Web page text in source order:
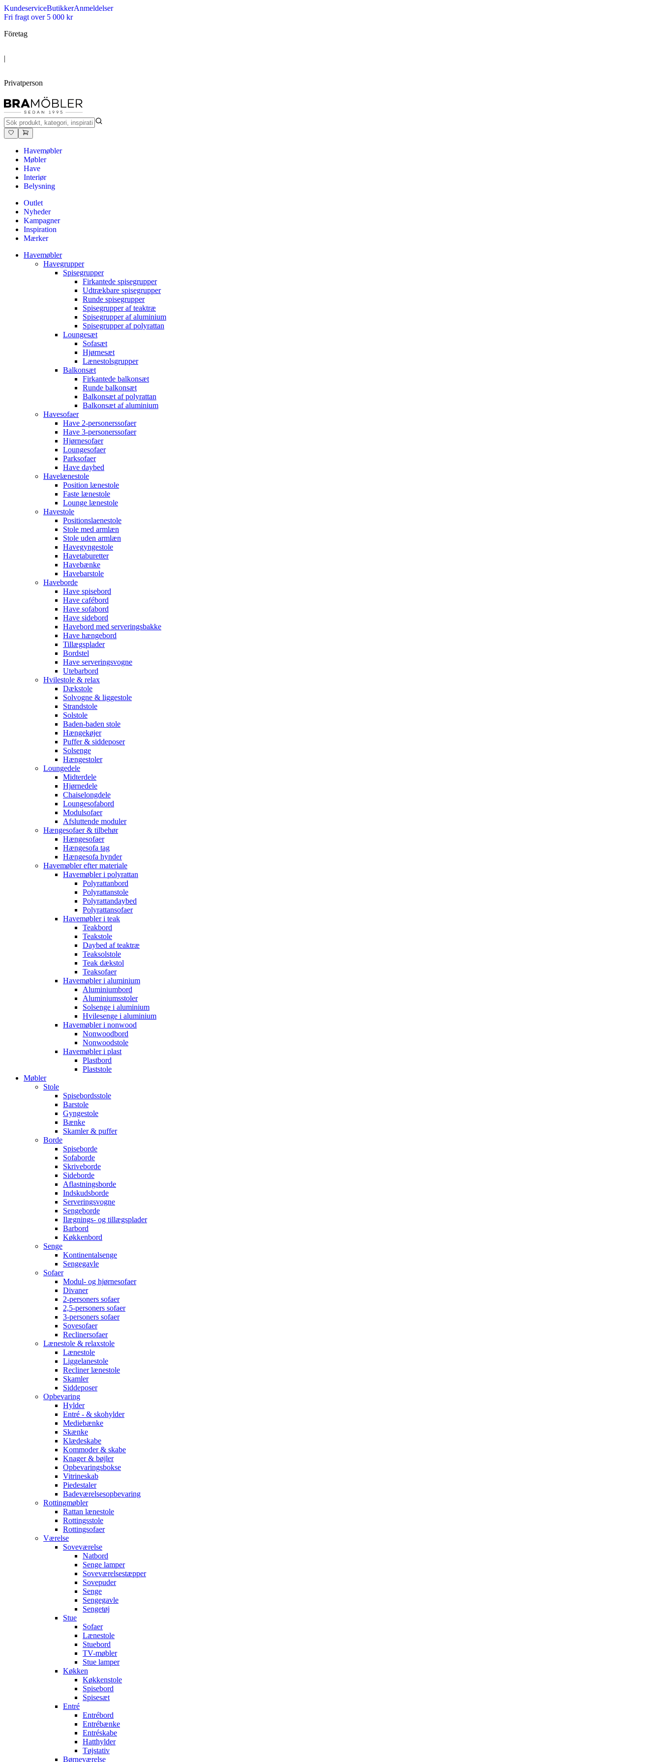
KundeserviceButikkerAnmeldelser
Fri fragt over 5 000 kr
Företag
|
Privatperson
Havemøbler
Møbler
Have
Interiør
Belysning
Outlet
Nyheder
Kampagner
Inspiration
Mærker
Havemøbler
Havegrupper
Spisegrupper
Firkantede spisegrupper
Udtrækbare spisegrupper
Runde spisegrupper
Spisegrupper af teaktræ
Spisegrupper af aluminium
Spisegrupper af polyrattan
Loungesæt
Sofasæt
Hjørnesæt
Lænestolsgrupper
Balkonsæt
Firkantede balkonsæt
Runde balkonsæt
Balkonsæt af polyrattan
Balkonsæt af aluminium
Havesofaer
Have 2-personerssofaer
Have 3-personerssofaer
Hjørnesofaer
Loungesofaer
Parksofaer
Have daybed
Havelænestole
Position lænestole
Faste lænestole
Lounge lænestole
Havestole
Positionslaenestole
Stole med armlæn
Stole uden armlæn
Havegyngestole
Havetaburetter
Havebænke
Havebarstole
Haveborde
Have spisebord
Have cafébord
Have sofabord
Have sidebord
Havebord med serveringsbakke
Have hængebord
Tillægsplader
Bordstel
Have serveringsvogne
Utebarbord
Hvilestole & relax
Dækstole
Solvogne & liggestole
Strandstole
Solstole
Baden-baden stole
Hængekøjer
Puffer & siddeposer
Solsenge
Hængestoler
Loungedele
Midterdele
Hjørnedele
Chaiselongdele
Loungesofabord
Modulsofaer
Afsluttende moduler
Hængesofaer & tilbehør
Hængesofaer
Hængesofa tag
Hængesofa hynder
Havemøbler efter materiale
Havemøbler i polyrattan
Polyrattanbord
Polyrattanstole
Polyrattandaybed
Polyrattansofaer
Havemøbler i teak
Teakbord
Teakstole
Daybed af teaktræ
Teaksolstole
Teak dækstol
Teaksofaer
Havemøbler i aluminium
Aluminiumbord
Aluminiumsstoler
Solsenge i aluminium
Hvilesenge i aluminium
Havemøbler i nonwood
Nonwoodbord
Nonwoodstole
Havemøbler i plast
Plastbord
Plaststole
Møbler
Stole
Spisebordsstole
Barstole
Gyngestole
Bænke
Skamler & puffer
Borde
Spiseborde
Sofaborde
Skriveborde
Sideborde
Aflastningsborde
Indskudsborde
Serveringsvogne
Sengeborde
Ilægnings- og tillægsplader
Barbord
Køkkenbord
Senge
Kontinentalsenge
Sengegavle
Sofaer
Modul- og hjørnesofaer
Divaner
2-personers sofaer
2,5-personers sofaer
3-personers sofaer
Sovesofaer
Reclinersofaer
Lænestole & relaxstole
Lænestole
Liggelanestole
Recliner lænestole
Skamler
Siddeposer
Opbevaring
Hylder
Entré - & skohylder
Mediebænke
Skænke
Klædeskabe
Kommoder & skabe
Knager & bøjler
Opbevaringsbokse
Vitrineskab
Piedestaler
Badeværelsesopbevaring
Rottingmøbler
Rattan lænestole
Rottingsstole
Rottingsofaer
Værelse
Soveværelse
Natbord
Senge lamper
Soveværelsestæpper
Sovepuder
Senge
Sengegavle
Sengetøj
Stue
Sofaer
Lænestole
Stuebord
TV-møbler
Stue lamper
Køkken
Køkkenstole
Spisebord
Spisesæt
Entré
Entrébord
Entrébænke
Entréskabe
Hatthylder
Tøjstativ
Børneværelse